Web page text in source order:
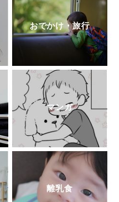
おでかけ・旅行
マンガ
離乳食